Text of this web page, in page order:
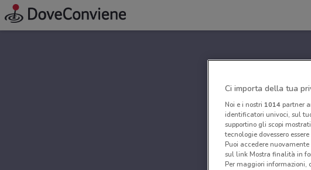
Ci importa della tua
Noi e i nostri 1014partner
identificatori univoci, sul
supportino gli scopi
tecnologie dovessero
Puoi accedere
sul link Mostra finalità in
Per maggiori